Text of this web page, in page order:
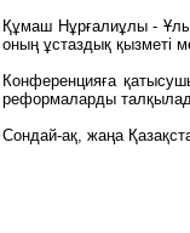
Құмаш Нұрғалиұлы - Ұлы
оның ұстаздық қызметі
Конференцияға
реформаларды
Сондай-ақ, жаңа